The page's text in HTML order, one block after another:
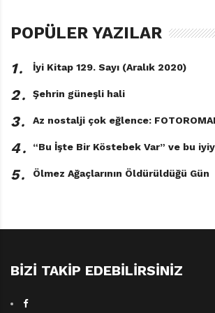
Kocabaş ile ben korkarken de
insani duygular barındıran
karşı direnme gücü verebilir. Dünyayı
bir yer hâline getirebilmek için direniş
POPÜLER YAZILAR
1․ İyi Kitap 129. Sayı (Aralık 2020)
2․ Şehrin güneşli hali
3․ Az nostalji çok eğlence:
4․ “Bu İşte Bir Köstebek Var” ve bu
5․ Ölmez Ağaçlarının Öldürüldüğü Gün
BIZI TAKIP EDEBILIRSINIZ